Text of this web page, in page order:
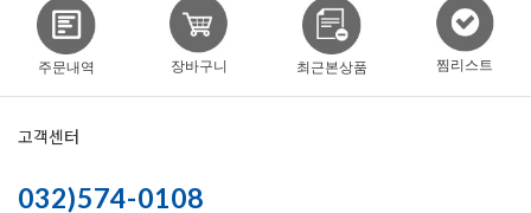
주문내역 장바구니 최근본상품 찜리스트
고객센터
032)574-0108